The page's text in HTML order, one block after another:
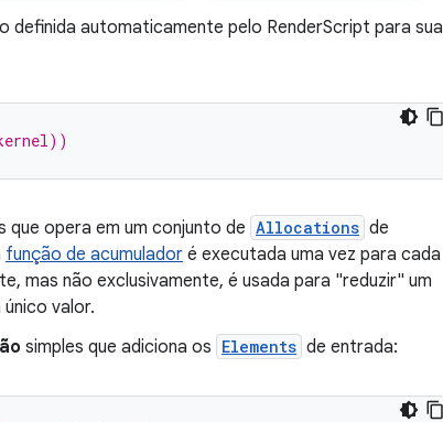
definida automaticamente pelo RenderScript para sua
que opera em um conjunto de Allocations de
função de acumulador é executada uma vez para cada
mas não exclusivamente, é usada para "reduzir" um
valor.
simples que adiciona os Elements de entrada: